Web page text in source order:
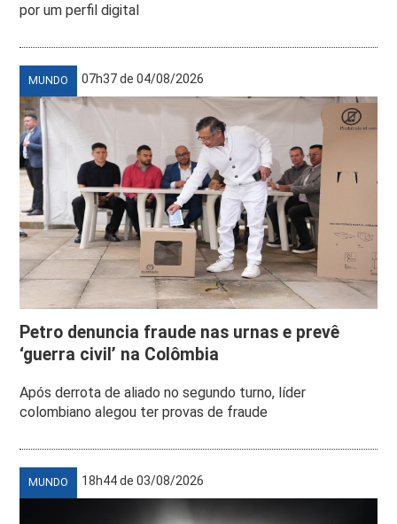
por um perfil digital
MUNDO 07h37 de 04/08/2026
Petro denuncia fraude nas urnas e prevê
‘guerra civil’ na Colômbia
Após derrota de aliado no segundo turno, líder
colombiano alegou ter provas de fraude
MUNDO 18h44 de 03/08/2026